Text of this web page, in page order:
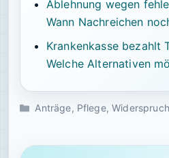
Ablehnung wegen
Wann Nachreichen
Krankenkasse bezahlt
Welche Alternativen
Kategorien
Anträge, Pflege,Widerspruch